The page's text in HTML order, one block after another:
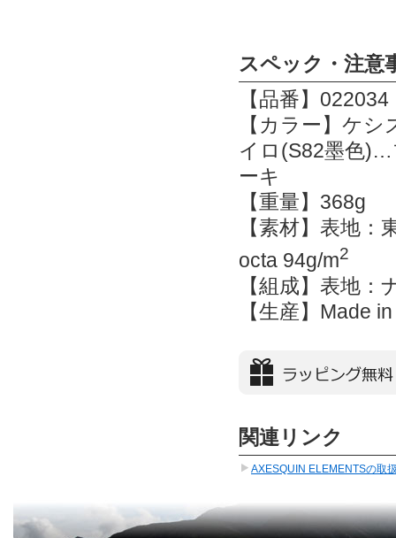
スペック・注意
【品番】022034
【カラー】ケ
イロ(S82墨色
ーキ
【重量】368g
【素材】表地
octa 94g/m2
【組成】表地
【生産】Made
関連リンク
AXESQUIN ELEMENTSの取